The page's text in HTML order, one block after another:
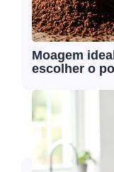
Moagem
escolher o